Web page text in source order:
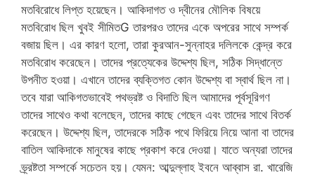
মতবিরোধে লিপ্ত হয়েছেন। আকিদাগত ও দ্বীনের মৌলিক বিষয়ে
মতবিরোধ ছিল খুবই সীমিতG তারপরও তাদের একে অপরের সাথে সম্পর্ক
বজায় ছিল। এর কারণ হলো, তারা কুরআন-সুন্নাহর দলিলকে কেন্দ্র করে
মতবিরোধ করেছেন। তাদের প্রত্যেকের উদ্দেশ্য ছিল, সঠিক সিদ্ধান্তে
উপনীত হওয়া। এখানে তাদের ব্যক্তিগত কোন উদ্দেশ্য বা স্বার্থ ছিল না।
তবে যারা আকিগতভাবেই পথভ্রষ্ট ও বিদাতি ছিল আমাদের পূর্বসূরিগণ
তাদের সাথেও কথা বলেছেন, তাদের কাছে গেছেন এবং তাদের সাথে বিতর্ক
করেছেন। উদ্দেশ্য ছিল, তাদেরকে সঠিক পথে ফিরিয়ে নিয়ে আনা বা তাদের
বাতিল আকিদাকে মানুষের কাছে প্রকাশ করে দেওয়া। যাতে অন্যরা তাদের
ভ্র্রষ্টতা সম্পর্কে সচেতন হয়। যেমন: আব্দুল্লাহ ইবনে আব্বাস রা. খারেজি